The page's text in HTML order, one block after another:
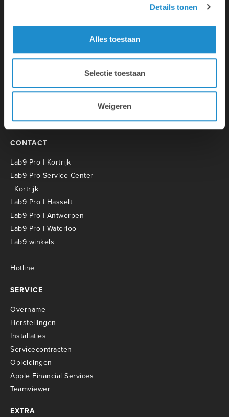
Details tonen
Alles toestaan
Selectie toestaan
Weigeren
Lab9 is de grootste Apple Premium
Partner met 31 winkels in België.
Lab9 Pro een brede waaier aan IT-
en andere diensten aan bedrijven
en onderwijsinstellingen.
CONTACT
Lab9 Pro | Kortrijk
Lab9 Pro Service Center
| Kortrijk
Lab9 Pro | Hasselt
Lab9 Pro | Antwerpen
Lab9 Pro | Waterloo
Lab9 winkels
Hotline
SERVICE
Overname
Herstellingen
Installaties
Servicecontracten
Opleidingen
Apple Financial Services
Teamviewer
EXTRA